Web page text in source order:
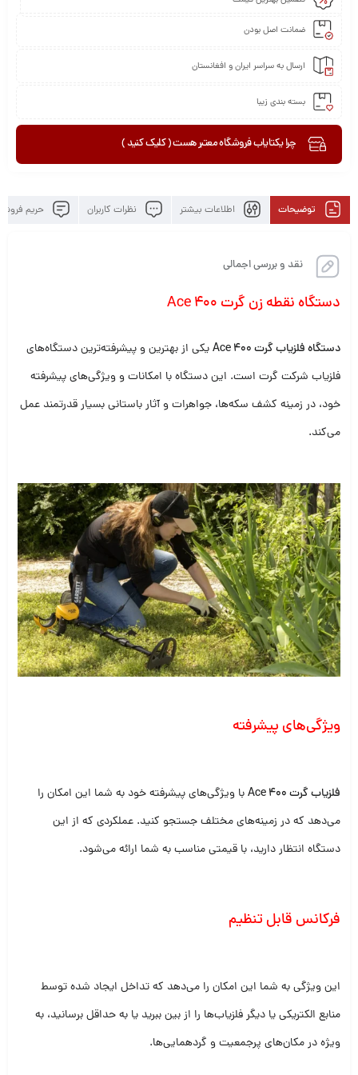
ضمانت اصل بودن
ارسال به سراسر ایران و افغانستان
بسته بندی زیبا
چرا یکتایاب فروشگاه معتبر هست ( کلیک کنید )
توضیحات اطلاعات بیشتر نظرات کاربران حریم
نقد و بررسی اجمالی
دستگاه نقطه زن گرت Ace 400
دستگاه فلزیاب گرت Ace 400
یکی از بهترین و پیشرفته‌ترین دستگاه‌های
فلزیاب شرکت گرت است. این دستگاه با امکانات و ویژگی‌های پیشرفته
خود، در زمینه کشف سکه‌ها، جواهرات و آثار باستانی بسیار قدرتمند عمل
می‌کند.
ویژگی‌های پیشرفته
فلزیاب گرت Ace 400
با ویژگی‌های پیشرفته خود به شما این امکان را
می‌دهد که در زمینه‌های مختلف جستجو کنید. عملکردی که از این
دستگاه انتظار دارید، با قیمتی مناسب به شما ارائه می‌شود.
فرکانس قابل تنظیم
این ویژگی به شما این امکان را می‌دهد که تداخل ایجاد شده توسط
منابع الکتریکی یا دیگر فلزیاب‌ها را از بین ببرید یا به حداقل برسانید، به
ویژه در مکان‌های پرجمعیت و گردهمایی‌ها.